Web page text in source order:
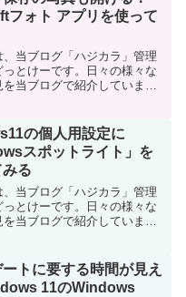
フォト アプリを使って
、当ブログ「ハジカラ」管理
っとけーです。日々の様々な
当ブログで紹介していま
Windows11に標準インスト
いる「M...
の個人用設定に
スポットライト」を
る
、当ブログ「ハジカラ」管理
っとけーです。日々の様々な
当ブログで紹介していま
Windows11の「個人用設定」
「Win...
トに要する時間が見え
11のWindows